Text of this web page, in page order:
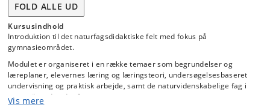
FOLD ALLE UD
Kursusindhold
Introduktion til det naturfagsdidaktiske felt med fokus på
gymnasieområdet.
Modulet er organiseret i en række temaer som begrundelser og
læreplaner, elevernes læring og læringsteori, undersøgelsesbaseret
undervisning og praktisk arbejde, samt de naturvidenskabelige fag i
samspil med andre fag.
Vis mere